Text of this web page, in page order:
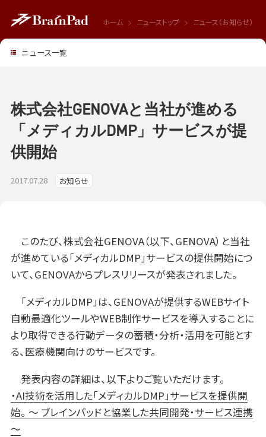
ホーム ニューストップ ニュース（お知らせ）
2017.07.28 お知らせ
株式会社GENOVAと当社が進める
「メディカルDMP」サービスが提
供開始
このたび、株式会社GENOVA（以下、GENOVA）と当社
が進めている「メディカルDMP」サービスの提供開始につ
いて、GENOVAからプレスリリースが発表されました。
「メディカルDMP」は、GENOVAが提供するWEBサイト
自動最適化ツールやWEB制作サービスを導入することに
より取得できる行動データの蓄積・分析・活用を可能とす
る、医療機関向けのサービスです。
発表内容の詳細は、以下よりご覧いただけます。
・AI技術を活用した「メディカルDMP」サービスを提供開
始。 ～ ブレインパッドと協業した共同開発・サービス連携
～
ニュース一覧